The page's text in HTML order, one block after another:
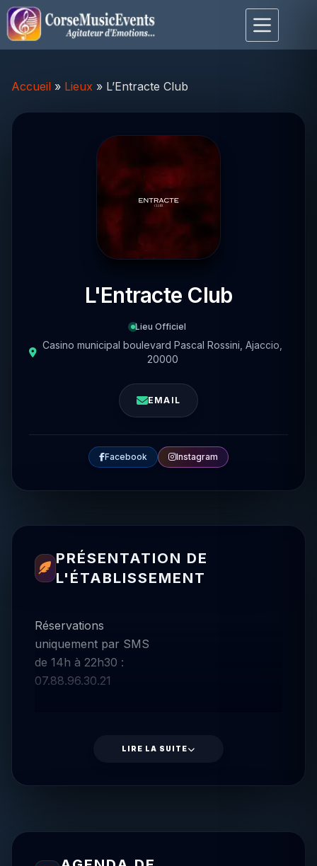
Passer
au
contenu
Accueil » Lieux » L’Entracte Club
L'Entracte Club
Lieu Officiel
Casino municipal boulevard Pascal Rossini, Ajaccio,
20000
EMAIL
Facebook Instagram
PRÉSENTATION DE
L'ÉTABLISSEMENT
Réservations
uniquement par SMS
de 14h à 22h30 :
07.88.96.30.21
LIRE LA SUITE